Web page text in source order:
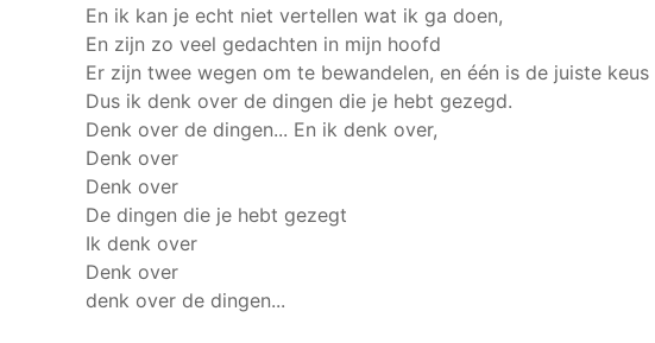
En ik kan je echt niet vertellen wat ik ga doen,
En zijn zo veel gedachten in mijn hoofd
Er zijn twee wegen om te bewandelen, en één is de juiste keus
Dus ik denk over de dingen die je hebt gezegd.
Denk over de dingen... En ik denk over,
Denk over
Denk over
De dingen die je hebt gezegt
Ik denk over
Denk over
denk over de dingen...